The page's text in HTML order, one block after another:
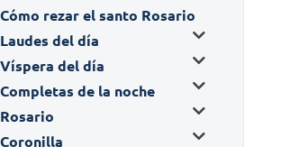
Cómo rezar el santo Rosario
Laudes del día
Víspera del día
Completas de la noche
Rosario
Coronilla